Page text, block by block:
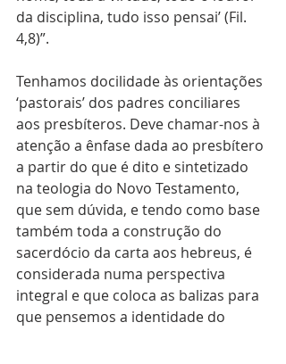
da disciplina, tudo isso pensai’ (Fil.
4,8)”.
Tenhamos docilidade às orientações
‘pastorais’ dos padres conciliares
aos presbíteros. Deve chamar-nos à
atenção a ênfase dada ao presbítero
a partir do que é dito e sintetizado
na teologia do Novo Testamento,
que sem dúvida, e tendo como base
também toda a construção do
sacerdócio da carta aos hebreus, é
considerada numa perspectiva
integral e que coloca as balizas para
que pensemos a identidade do